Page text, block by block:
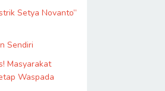
Setya Novanto”
Sendiri
Masyarakat
Waspada